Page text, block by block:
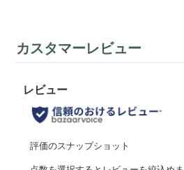
カスタマーレビュー